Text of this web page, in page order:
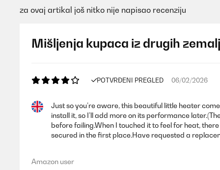
za ovaj artikal još nitko nije napisao recenziju
Mišljenja kupaca iz drugih
POTVRĐENI PREGLED 06/02/2026
Just so you’re aware, this beautiful little heater
install it, so I’ll add more on its performance
before failing.When I touched it to feel for heat,
secured in the first place.Have requested a
Amazon user